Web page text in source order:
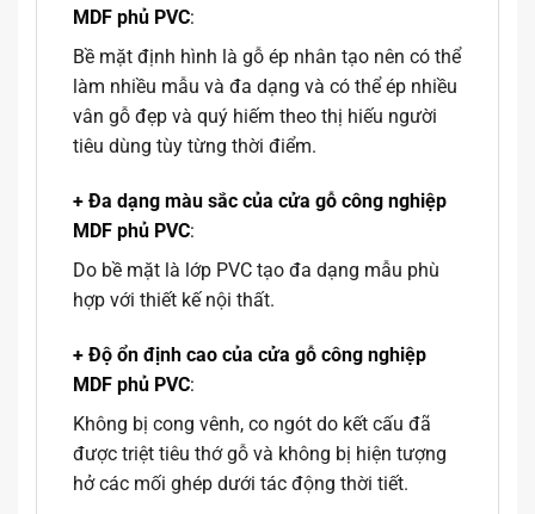
MDF phủ PVC:
Bề mặt định hình là gỗ ép nhân tạo nên có thể
làm nhiều mẫu và đa dạng và có thể ép nhiều
vân gỗ đẹp và quý hiếm theo thị hiếu người
tiêu dùng tùy từng thời điểm.
+ Đa dạng màu sắc của cửa gỗ công nghiệp
MDF phủ PVC:
Do bề mặt là lớp PVC tạo đa dạng mẫu phù
hợp với thiết kế nội thất.
+ Độ ổn định cao của cửa gỗ công nghiệp
MDF phủ PVC:
Không bị cong vênh, co ngót do kết cấu đã
được triệt tiêu thớ gỗ và không bị hiện tượng
hở các mối ghép dưới tác động thời tiết.